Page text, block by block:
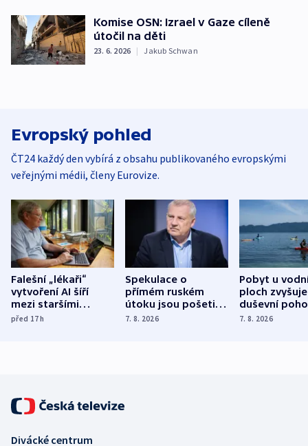
Komise OSN: Izrael v Gaze cíleně
útočil na děti
23. 6. 2026 | Jakub Schwan
Evropský pohled
ČT24 každý den vybírá z obsahu publikovaného evropskými
veřejnými médii, členy Eurovize.
Falešní „lékaři“
vytvoření AI šíří
mezi staršími
Poláky nebezpečné
před 17h
Spekulace o
přímém ruském
útoku jsou pošetilé,
míní estonský
7. 8. 2026
Pobyt u
ploch zvyšuje
duševní
ukázala
7. 8. 2026
Divácké centrum